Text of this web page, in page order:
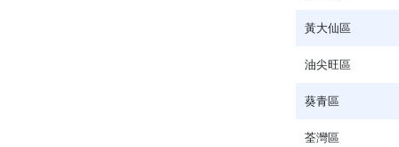
黃大仙區
油尖旺區
葵青區
荃灣區